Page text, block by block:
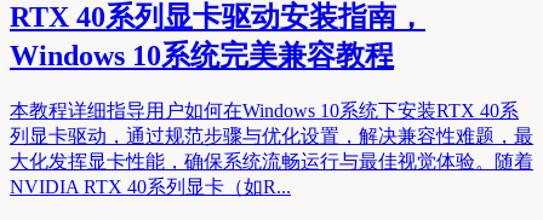
RTX 40系列显卡驱动安装指南，
Windows 10系统完美兼容教程
本教程详细指导用户如何在Windows 10系统下安装RTX 40系
列显卡驱动，通过规范步骤与优化设置，解决兼容性难题，最
大化发挥显卡性能，确保系统流畅运行与最佳视觉体验。随着
NVIDIA RTX 40系列显卡（如R...